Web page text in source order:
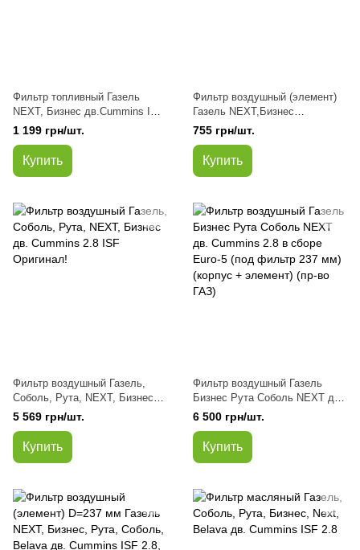
Фильтр топливный Газель
NEXT, Бизнес дв.Cummins ISF
3.8
1 199 грн/шт.
Купить
Фильтр воздушный (элемент)
Газель NEXT,Бизнес
дв.Cummins ISF 2.8 (пр-во
Авто Престиж)
755 грн/шт.
Купить
Фильтр воздушный Газель,
Соболь, Рута, NEXT, Бизнес
дв. Cummins 2.8 ISF Оригинал!
5 569 грн/шт.
Купить
Фильтр воздушный Газель
Бизнес Рута Соболь NEXT дв.
Cummins 2.8 в сборе Euro-5
(под фильтр 237 мм) (корпус +
элемент) (пр-во ГАЗ)
6 500 грн/шт.
Купить